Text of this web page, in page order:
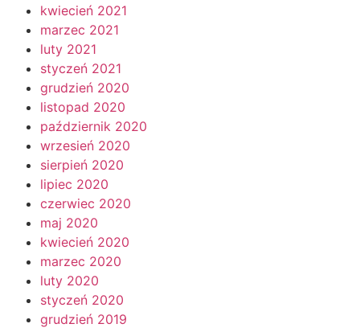
kwiecień 2021
marzec 2021
luty 2021
styczeń 2021
grudzień 2020
listopad 2020
październik 2020
wrzesień 2020
sierpień 2020
lipiec 2020
czerwiec 2020
maj 2020
kwiecień 2020
marzec 2020
luty 2020
styczeń 2020
grudzień 2019